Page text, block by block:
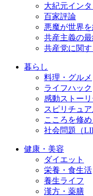
大紀元イン
百家評論
悪魔が世界
共産主義の
共産党に関
暮らし
料理・グルメ
ライフハック
感動ストーリ
スピリチュ
こころを修め
社会問題（
健康・美容
ダイエット
栄養・食生活
養生ライフ
漢方・薬膳